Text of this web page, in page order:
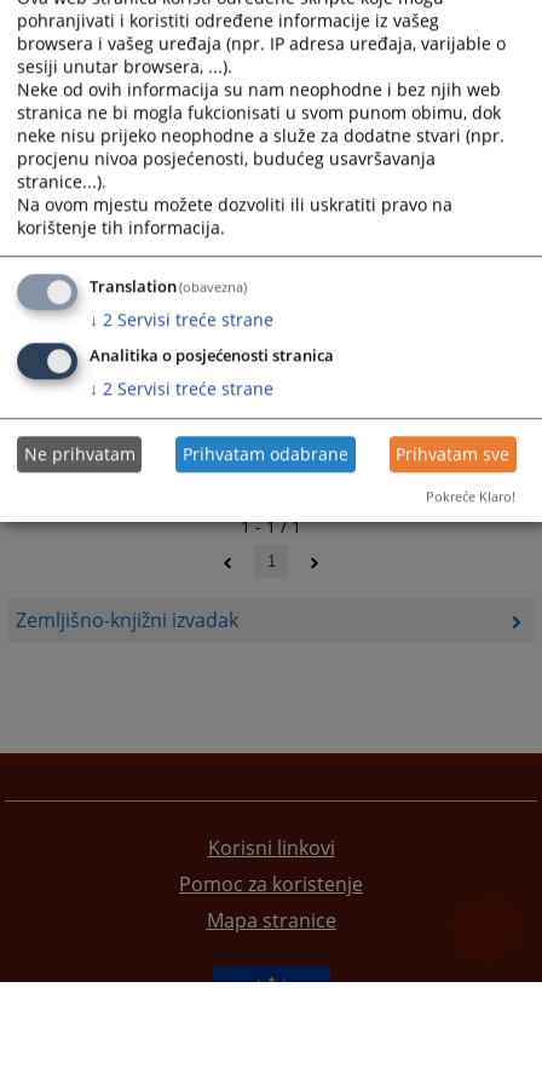
Zemljišno-knjižni izvadak
imovinsko-pravne poslove Banjaluka.
Zemljišnoknjižne kancelarije su sada u sastavu
Republičke uprave za geodetske i imovinsko-pravne
poslove Banjaluka i odgovarajuće područne jedinice.
6685 PREGLEDA
1 - 1 / 1
1
Korisni linkovi
Pomoc za koristenje
Mapa stranice
pohranjivati i koristiti određene informacije iz vašeg
browsera i vašeg uređaja (npr. IP adresa uređaja, varijable o
sesiji unutar browsera, ...).
Neke od ovih informacija su nam neophodne i bez njih web
stranica ne bi mogla fukcionisati u svom punom obimu, dok
neke nisu prijeko neophodne a služe za dodatne stvari (npr.
procjenu nivoa posjećenosti, budućeg usavršavanja
stranice...).
Na ovom mjestu možete dozvoliti ili uskratiti pravo na
korištenje tih informacija.
Translation(obavezna)
↓ 2 Servisi treće strane
Analitika o posjećenosti stranica
↓ 2 Servisi treće strane
Ne prihvatam Prihvatam odabrane Prihvatam sve
Pokreće Klaro!